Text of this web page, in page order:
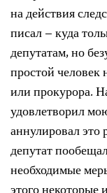
на действия
писал – куда
депутатам, но
простой человек
или прокурора.
удовлетворил
аннулировал
депутат
необходимые